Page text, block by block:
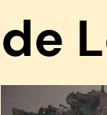
de